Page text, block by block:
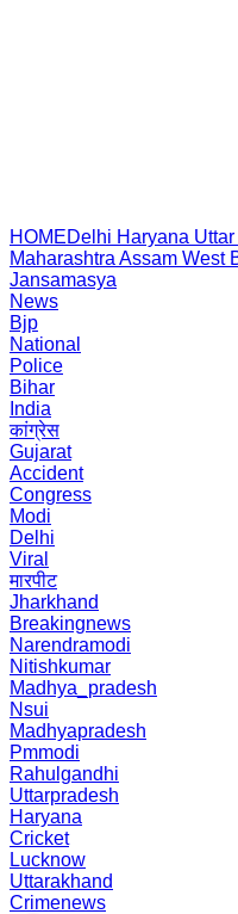
HOMEDelhi Haryana
Maharashtra Assam West
Jansamasya
News
Bjp
National
Police
Bihar
India
कांग्रेस
Gujarat
Accident
Congress
Modi
Delhi
Viral
मारपीट
Jharkhand
Breakingnews
Narendramodi
Nitishkumar
Madhya_pradesh
Nsui
Madhyapradesh
Pmmodi
Rahulgandhi
Uttarpradesh
Haryana
Cricket
Lucknow
Uttarakhand
Crimenews